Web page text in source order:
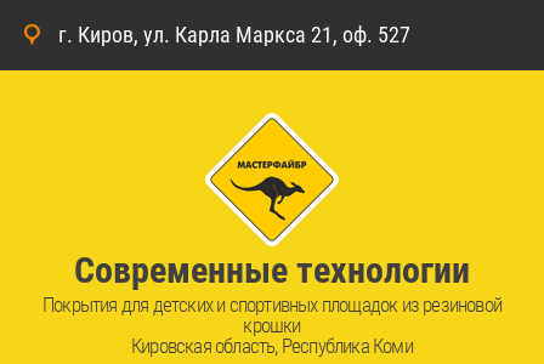
г. Киров, ул. Карла Маркса 21, оф. 527
Современные технологии
Покрытия для детских и спортивных площадок из резиновой
крошки
Кировская область, Республика Коми